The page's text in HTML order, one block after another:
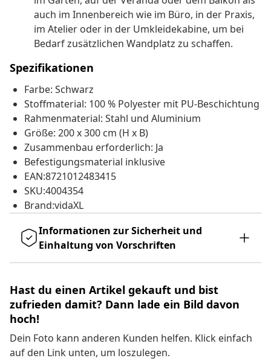
auch im Innenbereich wie im Büro, in der Praxis,
im Atelier oder in der Umkleidekabine, um bei
Bedarf zusätzlichen Wandplatz zu schaffen.
Spezifikationen
Farbe: Schwarz
Stoffmaterial: 100 % Polyester mit PU-Beschichtung
Rahmenmaterial: Stahl und Aluminium
Größe: 200 x 300 cm (H x B)
Zusammenbau erforderlich: Ja
Befestigungsmaterial inklusive
EAN:8721012483415
SKU:4004354
Brand:vidaXL
Informationen zur Sicherheit und
Einhaltung von Vorschriften
Hast du einen Artikel gekauft und bist
zufrieden damit? Dann lade ein Bild davon
hoch!
Dein Foto kann anderen Kunden helfen. Klick einfach
auf den Link unten, um loszulegen.